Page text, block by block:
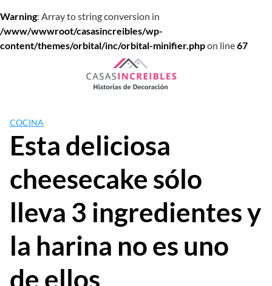
Warning: Array to string conversion in
/www/wwwroot/casasincreibles/wp-
content/themes/orbital/inc/orbital-minifier.phpon line67
COCINA
Esta deliciosa
cheesecake sólo
lleva 3 ingredientes y
la harina no es uno
de ellos